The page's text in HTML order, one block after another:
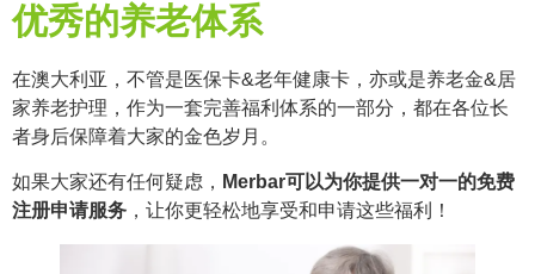
优秀的养老体系
在澳大利亚，不管是医保卡&老年健康卡，亦或是养老金&居
家养老护理，作为一套完善福利体系的一部分，都在各位长
者身后保障着大家的金色岁月。
如果大家还有任何疑虑， Merbar可以为你提供一对一的免费
注册申请服务 ，让你更轻松地享受和申请这些福利！